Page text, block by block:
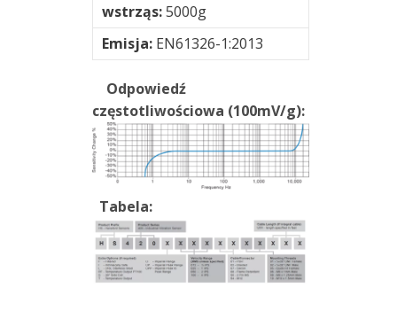
wstrząs:5000g
Emisja: EN61326-1:2013
Odpowiedź
częstotliwościowa (100mV/g):
Tabela: